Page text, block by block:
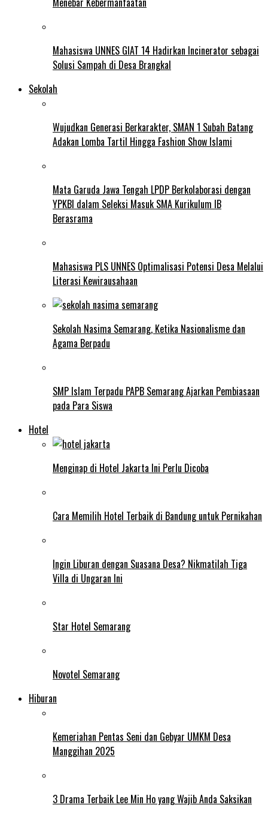
Mahasiswa UNNES GIAT 14 Hadirkan Incinerator sebagai
Solusi Sampah di Desa Brangkal
Sekolah
Wujudkan Generasi Berkarakter, SMAN 1 Subah Batang
Adakan Lomba Tartil Hingga Fashion Show Islami
Mata Garuda Jawa Tengah LPDP Berkolaborasi dengan
YPKBI dalam Seleksi Masuk SMA Kurikulum IB
Berasrama
Mahasiswa PLS UNNES Optimalisasi Potensi Desa Melalui
Literasi Kewirausahaan
Sekolah Nasima Semarang, Ketika Nasionalisme dan
Agama Berpadu
SMP Islam Terpadu PAPB Semarang Ajarkan Pembiasaan
pada Para Siswa
Hotel
Menginap di Hotel Jakarta Ini Perlu Dicoba
Cara Memilih Hotel Terbaik di Bandung untuk Pernikahan
Ingin Liburan dengan Suasana Desa? Nikmatilah Tiga
Villa di Ungaran Ini
Star Hotel Semarang
Novotel Semarang
Hiburan
Kemeriahan Pentas Seni dan Gebyar UMKM Desa
Manggihan 2025
3 Drama Terbaik Lee Min Ho yang Wajib Anda Saksikan